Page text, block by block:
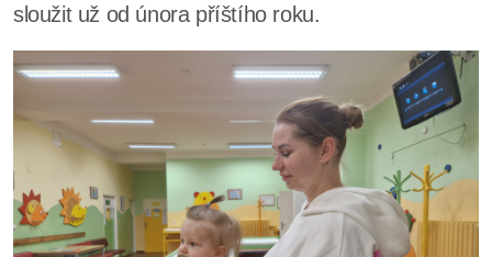
sloužit už od února příštího roku.